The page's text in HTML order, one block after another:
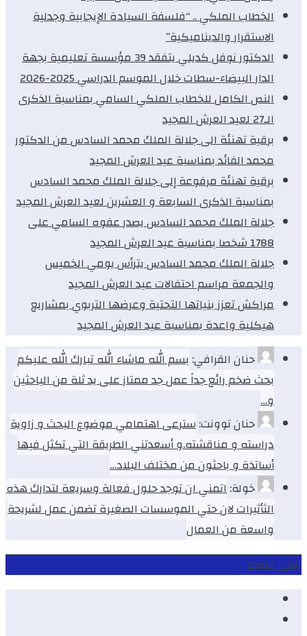
الخطاب الملكي .. “فلسفة السيادة الإيجابية وجدلية
الاستقرار والديناميكية”
الدكتور نوفل كديلي يتفقد 39 مؤسسة تعليمية بجهة
الدار البيضاء-سطات خلال الموسم الدراسي 2025-2026
النص الكامل للخطاب الملكي السامي بمناسبة الذكرى
الـ27 لعيد العرش المجيد
برقية تهنئة الى جلالة الملك محمد السادس من الدكتور
محمد الفائد بمناسبة عيد العرش المجيد
برقية تهنئة مرفوعة إلى جلالة الملك محمد السادس
بمناسبة الذكرى السابعة و العشرين لعيد العرش المجيد
جلالة الملك محمد السادس يصدر عفوه السامي على
1788 شخصا بمناسبة عيد العرش المجيد
جلالة الملك محمد السادس يترأس يومي الخميس
والجمعة مراسم احتفالات عيد العرش المجيد
مراكش تعزز بنياتها التحتية وعرضها التربوي بمشاريع
هيكلية واعدة بمناسبة عيد العرش المجيد
حنان القرافي: بسم الله ماشاء الله تبارك الله عليكم
بحث ضخم رائع جداً عمل جد ممتاز على يد ثلة من الباحثين
و…
حنان توونت:سترعى اهتمامي موضوع البحث و زاوية
دراسته و مناقشته.و أسعدتني الطريقة التي تكثل فيها
أساتذة و باحثون من مختلف البلاد…
خولة:اتمني ان توجد حلول فعالة وسريعة لتدارك هذه
الثأثيرات لان حتي الموسسات الصغيرة تضمن عمل لشريحة
واسعة من العمال
ابقى متصلا